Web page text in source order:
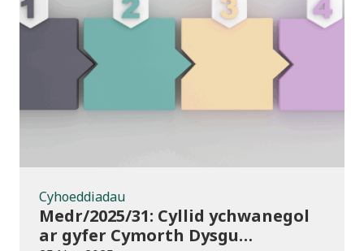
Cyhoeddiadau
Cyhoeddiadau
Medr/2025/31: Cyllid ychwanegol
ar gyfer Cymorth Dysgu